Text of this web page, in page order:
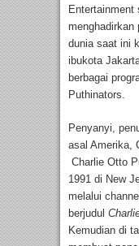
Entertainment
menghadirkan
dunia saat ini
ibukota
berbagai
Puthinators.
Penyanyi,
asal Amerika,
Charlie Otto
1991 di New
melalui
berjudul
Kemudian di